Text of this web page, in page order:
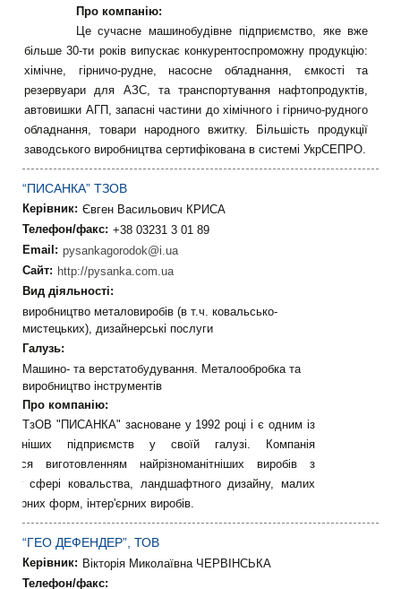
Про компанію:
Це сучасне машинобудівне підприємство, яке вже
більше 30-ти років випускає конкурентоспроможну продукцію:
хімічне, гірничо-рудне, насосне обладнання, ємкості та
резервуари для АЗС, та транспортування нафтопродуктів,
автовишки АГП, запасні частини до хімічного і гірничо-рудного
обладнання, товари народного вжитку. Більшість продукції
заводського виробництва сертифікована в системі УкрСЕПРО.
“ПИСАНКА” ТЗОВ
Керівник: Євген Васильович КРИСА
Телефон/факс: +38 03231 3 01 89
Email: pysankagorodok@i.ua
Сайт: http://pysanka.com.ua
Вид діяльності:
виробництво металовиробів (в т.ч. ковальсько-
мистецьких), дизайнерські послуги
Галузь:
Машино- та верстатобудування. Металообробка та
виробництво інструментів
Про компанію:
ТзОВ "ПИСАНКА" засноване у 1992 році і є одним із
підприємств у своїй галузі. Компанія
виготовленням найрізноманітніших виробів з
у сфері ковальства, ландшафтного дизайну, малих
форм, інтер'єрних виробів.
“ГЕО ДЕФЕНДЕР”, ТОВ
Керівник: Вікторія Миколаївна ЧЕРВІНСЬКА
Телефон/факс: